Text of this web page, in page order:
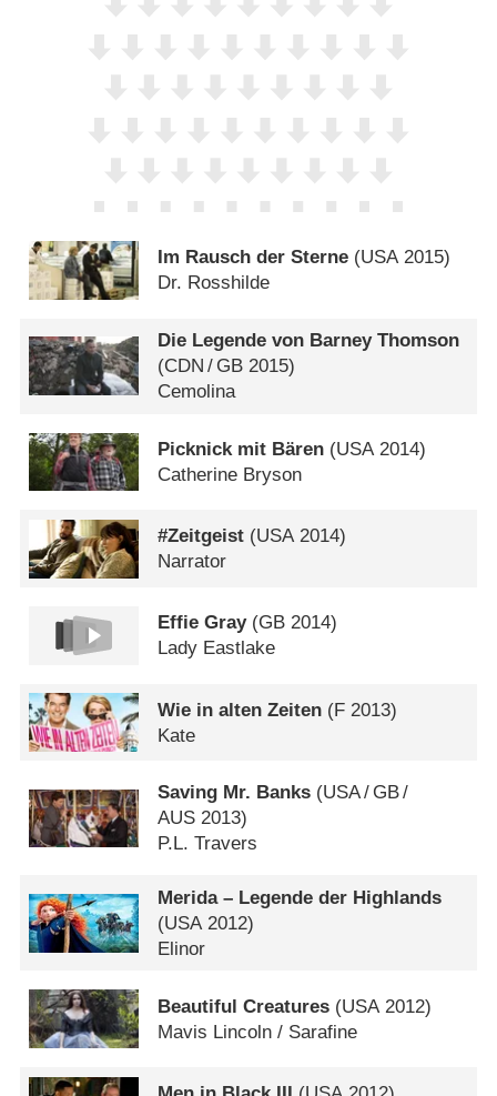
Im Rausch der Sterne (USA2015)
Dr. Rosshilde
Die Legende von Barney Thomson
(CDN / GB 2015)
Cemolina
Picknick mit Bären (USA2014)
Catherine Bryson
#Zeitgeist (USA2014)
Narrator
Effie Gray(GB 2014)
Lady Eastlake
Wie in alten Zeiten (F 2013)
Kate
Saving Mr. Banks (USA/ GB/
AUS 2013)
P.L. Travers
Merida – Legende der Highlands
(USA2012)
Elinor
Beautiful Creatures (USA 2012)
Mavis Lincoln /​ Sarafine